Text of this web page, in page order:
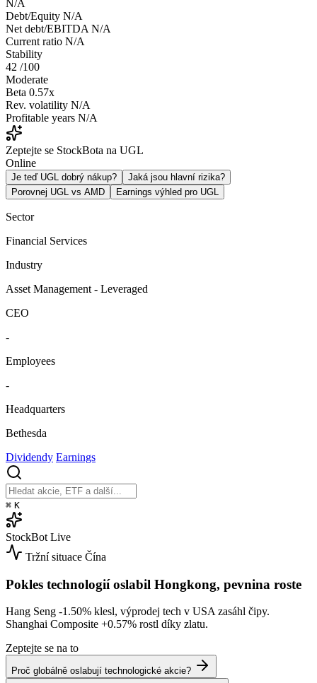
N/A
Debt/Equity N/A
Net debt/EBITDA N/A
Current ratio N/A
Stability
42 /100
Moderate
Beta 0.57x
Rev. volatility N/A
Profitable years N/A
Zeptejte se StockBota na UGL
Online
Je teď UGL dobrý nákup?
Jaká jsou hlavní rizika?
Porovnej UGL vs AMD
Earnings výhled pro UGL
Sector
Financial Services
Industry
Asset Management - Leveraged
CEO
-
Employees
-
Headquarters
Bethesda
Dividendy Earnings
⌘ K
StockBot Live
Tržní situace Čína
Pokles technologií oslabil Hongkong, pevnina roste
Hang Seng -1.50% klesl, výprodej tech v USA zasáhl čipy.
Shanghai Composite +0.57% rostl díky zlatu.
Zeptejte se na to
Proč globálně oslabují technologické akcie?